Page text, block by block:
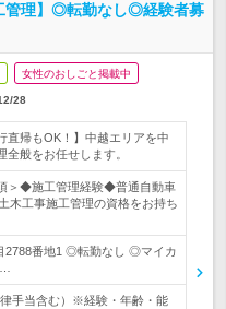
管理】◎転勤なし◎経験者募
女性のおしごと掲載中
28
直帰もOK！】中越エリアを中
般をお任せします。
＞◆施工管理経験◆普通自動車
工事施工管理の資格をお持ち
2788番地1 ◎転勤なし ◎マイカ
手当含む）※経験・年齢・能